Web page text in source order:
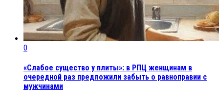
0
«Слабое существо у плиты»: в РПЦ женщинам в
очередной раз предложили забыть о равноправии с
мужчинами